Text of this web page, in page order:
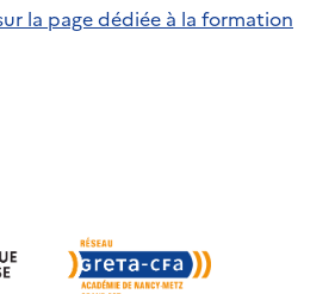
la page dédiée à la formation